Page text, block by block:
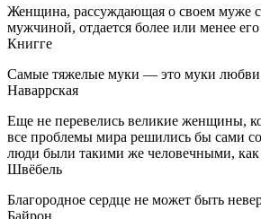
Женщина, рассуждающая о своем муже
мужчиной, отдается более или менее
Книгге
Самые тяжелые муки — это муки
Наваррская
Еще не перевелись великие женщины,
все проблемы мира решились бы сами
люди были такими же человечными,
Швёбель
Благородное сердце не может быть